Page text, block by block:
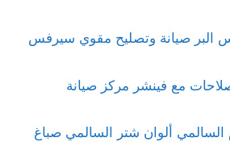
البر صيانة وتصليح مقوي سيرفس
مع فينشر مركز صيانة
السالمي ألوان شتر السالمي صباغ